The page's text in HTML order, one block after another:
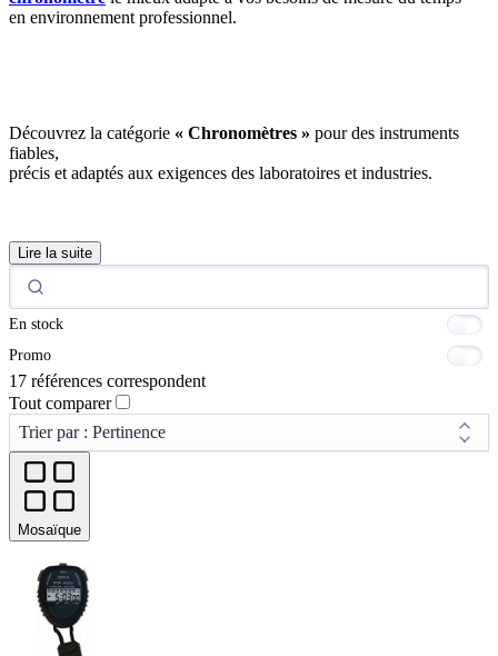
en environnement professionnel.
Découvrez la catégorie « Chronomètres » pour des instruments
fiables,
précis et adaptés aux exigences des laboratoires et industries.
Lire la suite
En stock
Promo
17 références correspondent
Tout comparer
Mosaïque